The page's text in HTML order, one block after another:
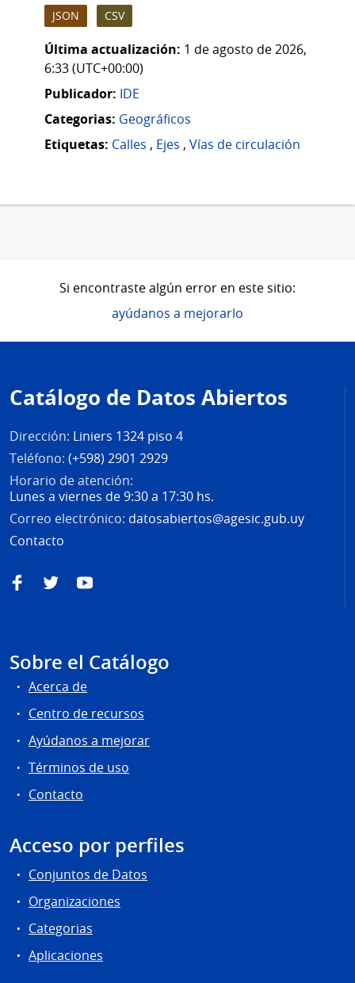
JSON CSV
Última actualización: 1 de agosto de 2026,
6:33 (UTC+00:00)
Publicador: IDE
Categorias: Geográficos
Etiquetas: Calles , Ejes , Vías de circulación
Si encontraste algún error en este sitio:
ayúdanos a mejorarlo
de
página
Catálogo de Datos Abiertos
Dirección: Liniers 1324 piso 4
Teléfono: (+598) 2901 2929
Horario de atención:
Lunes a viernes de 9:30 a 17:30 hs.
Correo electrónico: datosabiertos@agesic.gub.uy
Contacto
FacebookTwitterYouTube
Sobre el Catálogo
Acerca de
Centro de recursos
Ayúdanos a mejorar
Términos de uso
Contacto
Acceso por perfiles
Conjuntos de Datos
Organizaciones
Categorias
Aplicaciones